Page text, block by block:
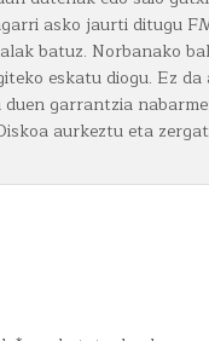
asko jaurti ditugu
batuz. Norbanako
eskatu diogu. Ez
garrantzia
aurkeztu eta